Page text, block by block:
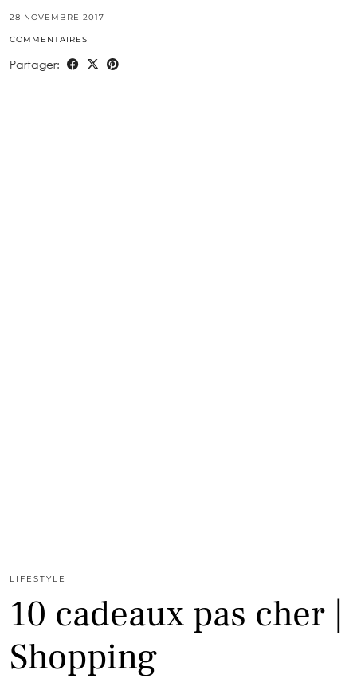
28 NOVEMBRE 2017
COMMENTAIRES
Partager:
LIFESTYLE
10 cadeaux pas cher |
Shopping